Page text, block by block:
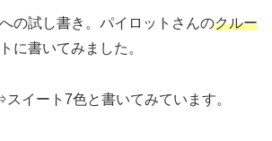
への試し書き。パイロットさんのクルー
に書いてみました。
イート7色と書いてみています。